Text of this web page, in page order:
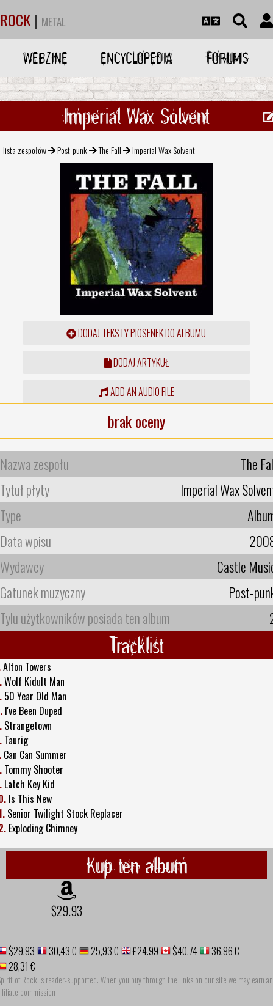
ROCK | METAL
WEBZINE ENCYCLOPEDIA FORUMS
Imperial Wax Solvent
lista zespołów Post-punk The Fall Imperial Wax Solvent
DODAJ TEKSTY PIOSENEK DO ALBUMU
DODAJ ARTYKUŁ
ADD AN AUDIO FILE
brak oceny
Nazwa zespołu
The
Tytuł płyty
Imperial Wax
Type
Data wpisu
Wydawcy
Castle
Gatunek muzyczny
Post-
Tylu użytkowników posiada ten album
Tracklist
Alton Towers
Wolf Kidult Man
50 Year Old Man
I've Been Duped
Strangetown
Taurig
Can Can Summer
Tommy Shooter
Latch Key Kid
Is This New
Senior Twilight Stock Replacer
Exploding Chimney
Kup ten album
$29.93
$29.93 30,43 € 25,93 € £24.99 $40.74
36,96 €
28,31 €
of Rock is reader-supported. When you buy through the links on our site we may earn an
commission